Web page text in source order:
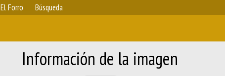
El Forro Búsqueda
Información de la imagen